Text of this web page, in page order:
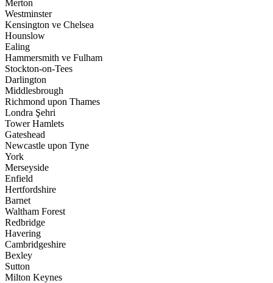
Merton
Westminster
Kensington ve Chelsea
Hounslow
Ealing
Hammersmith ve Fulham
Stockton-on-Tees
Darlington
Middlesbrough
Richmond upon Thames
Londra Şehri
Tower Hamlets
Gateshead
Newcastle upon Tyne
York
Merseyside
Enfield
Hertfordshire
Barnet
Waltham Forest
Redbridge
Havering
Cambridgeshire
Bexley
Sutton
Milton Keynes